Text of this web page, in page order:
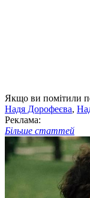
Якщо ви помітили
Надя Дорофеєва,
Реклама:
Більше статтей